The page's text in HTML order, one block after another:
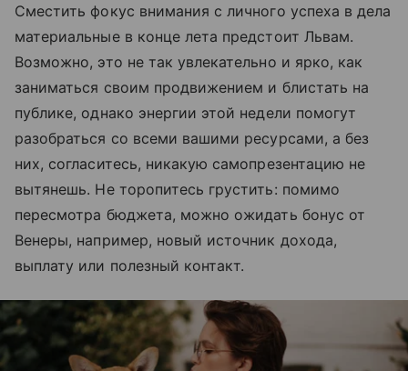
Сместить фокус внимания с личного успеха в дела
материальные в конце лета предстоит Львам.
Возможно, это не так увлекательно и ярко, как
заниматься своим продвижением и блистать на
публике, однако энергии этой недели помогут
разобраться со всеми вашими ресурсами, а без
них, согласитесь, никакую самопрезентацию не
вытянешь. Не торопитесь грустить: помимо
пересмотра бюджета, можно ожидать бонус от
Венеры, например, новый источник дохода,
выплату или полезный контакт.